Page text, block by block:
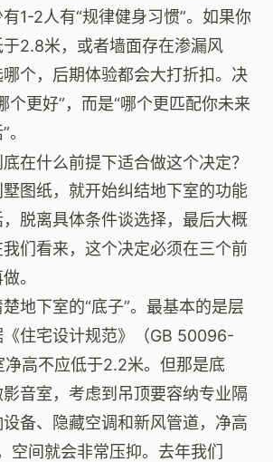
1-2人有“规律健身习惯”。如果你
2.8米，或者墙面存在渗漏风
个，后期体验都会大打折扣。决
个更好”，而是“哪个更匹配你未来
在什么前提下适合做这个决定？
图纸，就开始纠结地下室的功能
脱离具体条件谈选择，最后大概
们看来，这个决定必须在三个前
。
地下室的“底子”。最基本的是层
住宅设计规范》（GB 50096-
净高不应低于2.2米。但那是底
音室，考虑到吊顶要容纳专业隔
备、隐藏空调和新风管道，净高
空间就会非常压抑。去年我们